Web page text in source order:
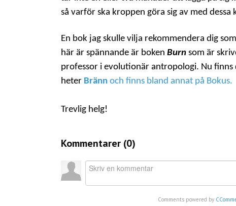
så varför ska kroppen göra sig av med dessa
En bok jag skulle vilja rekommendera dig
här är spännande är boken Burn som är
professor i evolutionär antropologi. Nu finns
heter Bränn och finns bland annat på Bokus.
Trevlig helg!
Kommentarer (0)
Comments powered by